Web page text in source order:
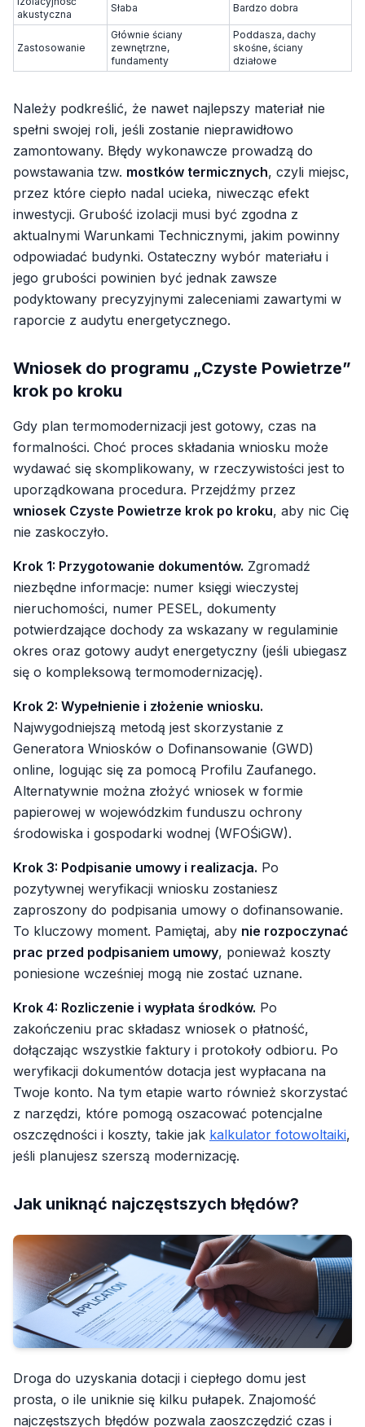
akustyczna
Słaba Bardzo dobra
Zastosowanie
Głównie ściany
zewnętrzne,
fundamenty
Poddasza, dachy
skośne, ściany
działowe
Należy podkreślić, że nawet najlepszy materiał nie
spełni swojej roli, jeśli zostanie nieprawidłowo
zamontowany. Błędy wykonawcze prowadzą do
powstawania tzw. mostków termicznych, czyli miejsc,
przez które ciepło nadal ucieka, niwecząc efekt
inwestycji. Grubość izolacji musi być zgodna z
aktualnymi Warunkami Technicznymi, jakim powinny
odpowiadać budynki. Ostateczny wybór materiału i
jego grubości powinien być jednak zawsze
podyktowany precyzyjnymi zaleceniami zawartymi w
raporcie z audytu energetycznego.
Wniosek do programu „Czyste Powietrze”
krok po kroku
Gdy plan termomodernizacji jest gotowy, czas na
formalności. Choć proces składania wniosku może
wydawać się skomplikowany, w rzeczywistości jest to
uporządkowana procedura. Przejdźmy przez
wniosek Czyste Powietrze krok po kroku, aby nic Cię
nie zaskoczyło.
Krok 1: Przygotowanie dokumentów. Zgromadź
niezbędne informacje: numer księgi wieczystej
nieruchomości, numer PESEL, dokumenty
potwierdzające dochody za wskazany w regulaminie
okres oraz gotowy audyt energetyczny (jeśli ubiegasz
się o kompleksową termomodernizację).
Krok 2: Wypełnienie i złożenie wniosku.
Najwygodniejszą metodą jest skorzystanie z
Generatora Wniosków o Dofinansowanie (GWD)
online, logując się za pomocą Profilu Zaufanego.
Alternatywnie można złożyć wniosek w formie
papierowej w wojewódzkim funduszu ochrony
środowiska i gospodarki wodnej (WFOŚiGW).
Krok 3: Podpisanie umowy i realizacja. Po
pozytywnej weryfikacji wniosku zostaniesz
zaproszony do podpisania umowy o dofinansowanie.
To kluczowy moment. Pamiętaj, aby nie rozpoczynać
prac przed podpisaniem umowy, ponieważ koszty
poniesione wcześniej mogą nie zostać uznane.
Krok 4: Rozliczenie i wypłata środków. Po
zakończeniu prac składasz wniosek o płatność,
dołączając wszystkie faktury i protokoły odbioru. Po
weryfikacji dokumentów dotacja jest wypłacana na
Twoje konto. Na tym etapie warto również skorzystać
z narzędzi, które pomogą oszacować potencjalne
oszczędności i koszty, takie jak kalkulator fotowoltaiki,
jeśli planujesz szerszą modernizację.
Jak uniknąć najczęstszych błędów?
Droga do uzyskania dotacji i ciepłego domu jest
prosta, o ile uniknie się kilku pułapek. Znajomość
najczęstszych błędów pozwala zaoszczędzić czas i